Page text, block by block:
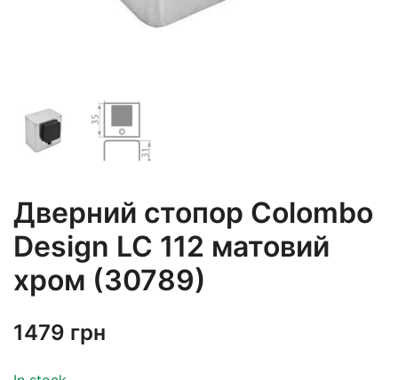
Дверний стопор Colombo
Design LC 112 матовий
хром (30789)
1479 грн